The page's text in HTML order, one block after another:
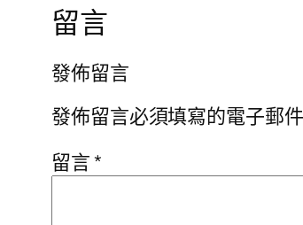
留言
發佈留言
發佈留言必須填寫的電子郵
留言*